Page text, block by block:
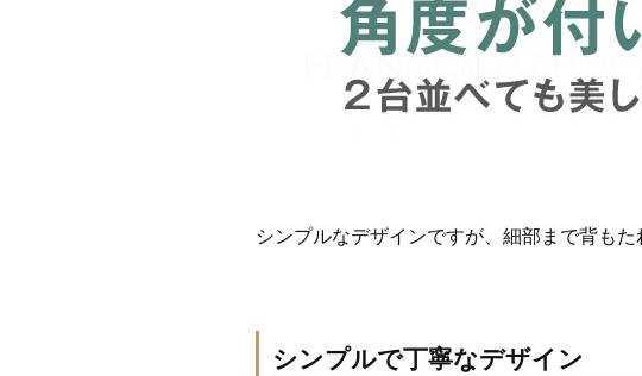
シンプルなデザインですが、細部まで背も
シンプルで丁寧なデザイン